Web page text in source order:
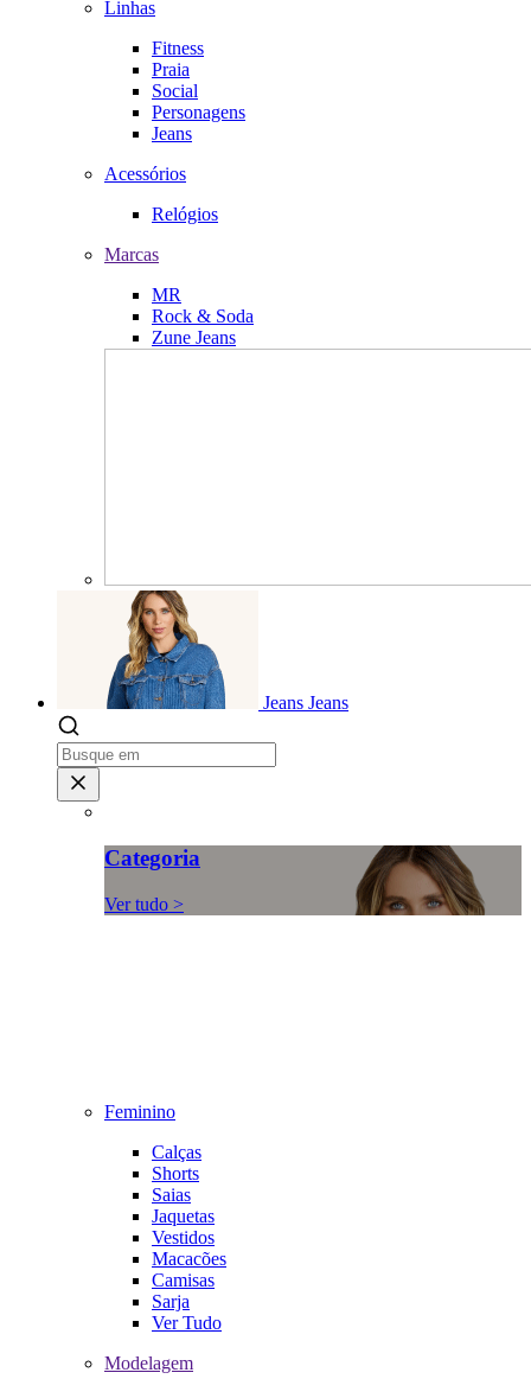
Linhas
Fitness
Praia
Social
Personagens
Jeans
Acessórios
Relógios
Marcas
MR
Rock & Soda
Zune Jeans
Jeans Jeans
Categoria
Ver tudo >
Feminino
Calças
Shorts
Saias
Jaquetas
Vestidos
Macacões
Camisas
Sarja
Ver Tudo
Modelagem